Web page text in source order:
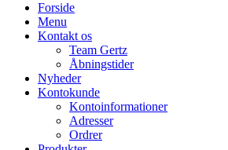
Forside
Menu
Kontakt os
Team Gertz
Åbningstider
Nyheder
Kontokunde
Kontoinformationer
Adresser
Ordrer